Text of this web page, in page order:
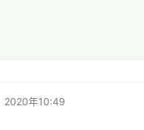
2020年10:49